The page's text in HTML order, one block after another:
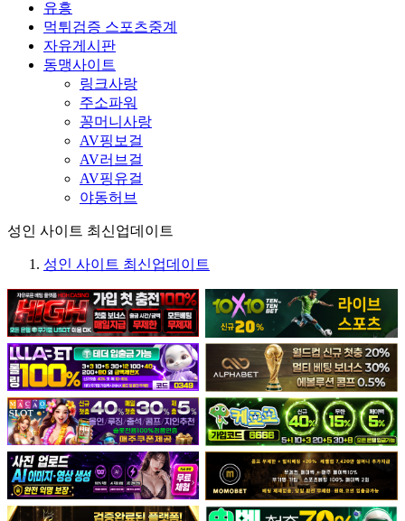
유흥
먹튀검증 스포츠중계
자유게시판
동맹사이트
링크사랑
주소파워
꽁머니사랑
AV핑보걸
AV러브걸
AV핑유걸
야동허브
성인 사이트 최신업데이트
성인 사이트 최신업데이트